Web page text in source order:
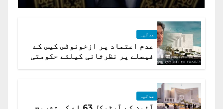
عدلیہ
عدم اعتماد پر ازخونوٹس کیس کے
فیصلے پر نظرثانی کیلئے حکومتی
عدلیہ